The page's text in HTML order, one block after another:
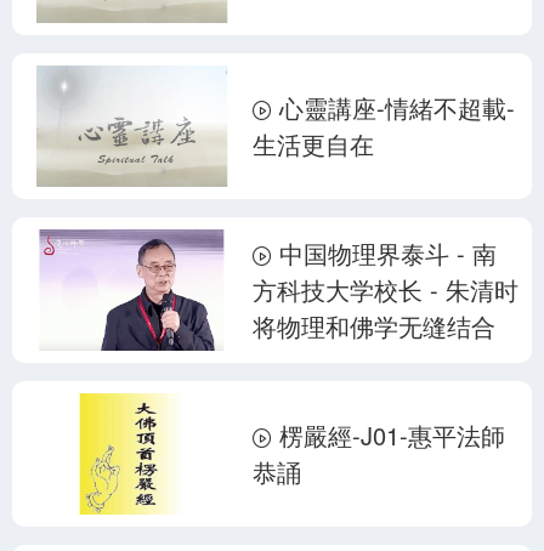
心靈講座-情緒不超載-
生活更自在
中国物理界泰斗 - 南
方科技大学校长 - 朱清时
将物理和佛学无缝结合
楞嚴經-J01-惠平法師
恭誦